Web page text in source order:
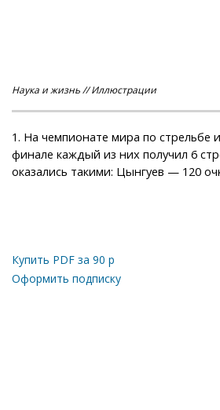
Наука и жизнь // Иллюстрации
1. На чемпионате мира по стрельбе
финале каждый из них получил 6
оказались такими: Цынгуев — 120
Купить PDF за 90 р
Оформить подписку